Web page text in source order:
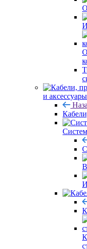
и аксессуары